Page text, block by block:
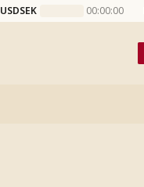
USDSEK 00:00:00